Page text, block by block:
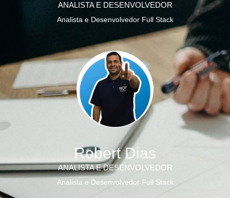
ANALISTA E DESENVOLVEDOR
Analista e Desenvolvedor Full Stack
Robert Dias
ANALISTA E DESENVOLVEDOR
Analista e Desenvolvedor Full Stack